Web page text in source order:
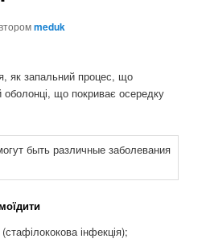
meduk
як запальний процес, що
оболонці, що покриває осередку
інфекція);